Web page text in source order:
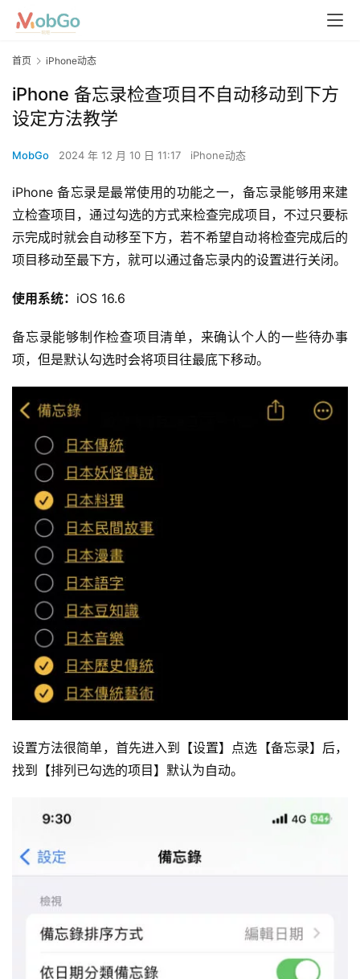
首页 iPhone动态
iPhone 备忘录检查项目不自动移动到下方
设定方法教学
MobGo 2024 年 12 月 10 日 11:17 iPhone动态
iPhone 备忘录是最常使用的功能之一，备忘录能够用来建
立检查项目，通过勾选的方式来检查完成项目，不过只要标
示完成时就会自动移至下方，若不希望自动将检查完成后的
项目移动至最下方，就可以通过备忘录内的设置进行关闭。
使用系统： iOS 16.6
备忘录能够制作检查项目清单，来确认个人的一些待办事
项，但是默认勾选时会将项目往最底下移动。
设置方法很简单，首先进入到【设置】点选【备忘录】后，
找到【排列已勾选的项目】默认为自动。